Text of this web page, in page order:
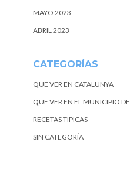
MAYO 2023
ABRIL 2023
CATEGORÍAS
QUE VER EN CATALUNYA
QUE VER EN EL MUNICIPIO DE
RECETAS TIPICAS
SIN CATEGORÍA